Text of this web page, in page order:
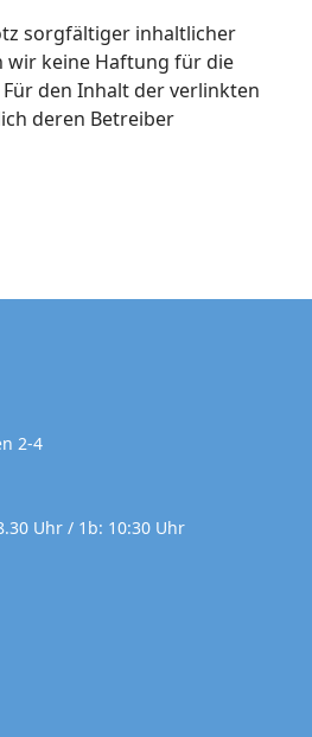
sorgfältiger inhaltlicher
wir keine Haftung für die
den Inhalt der verlinkten
deren Betreiber
2-4
Uhr / 1b: 10:30 Uhr